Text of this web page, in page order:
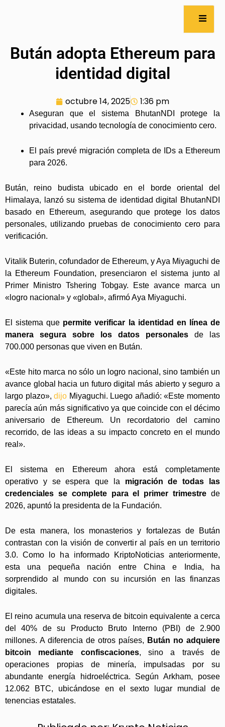
Bután adopta Ethereum para
identidad digital
octubre 14, 2025 1:36 pm
Aseguran que el sistema BhutanNDI protege la
privacidad, usando tecnología de conocimiento cero.
El país prevé migración completa de IDs a Ethereum
para 2026.
Bután, reino budista ubicado en el borde oriental del
Himalaya, lanzó su sistema de identidad digital BhutanNDI
basado en Ethereum, asegurando que protege los datos
personales, utilizando pruebas de conocimiento cero para
verificación.
Vitalik Buterin, cofundador de Ethereum, y Aya Miyaguchi de
la Ethereum Foundation, presenciaron el sistema junto al
Primer Ministro Tshering Tobgay. Este avance marca un
«logro nacional» y «global», afirmó Aya Miyaguchi.
El sistema que permite verificar la identidad en línea de
manera segura sobre los datos personales de las
700.000 personas que viven en Bután.
«Este hito marca no sólo un logro nacional, sino también un
avance global hacia un futuro digital más abierto y seguro a
largo plazo»,dijo Miyaguchi. Luego añadió: «Este momento
parecía aún más significativo ya que coincide con el décimo
aniversario de Ethereum. Un recordatorio del camino
recorrido, de las ideas a su impacto concreto en el mundo
real».
El sistema en Ethereum ahora está completamente
operativo y se espera que la migración de todas las
credenciales se complete para el primer trimestre de
2026, apuntó la presidenta de la Fundación.
De esta manera, los monasterios y fortalezas de Bután
contrastan con la visión de convertir al país en un territorio
3.0. Como lo ha informado KriptoNoticias anteriormente,
esta una pequeña nación entre China e India, ha
sorprendido al mundo con su incursión en las finanzas
digitales.
El reino acumula una reserva de bitcoin equivalente a cerca
del 40% de su Producto Bruto Interno (PBI) de 2.900
millones. A diferencia de otros países, Bután no adquiere
bitcoin mediante confiscaciones, sino a través de
operaciones propias de minería, impulsadas por su
abundante energía hidroeléctrica. Según Arkham, posee
12.062 BTC, ubicándose en el sexto lugar mundial de
tenencias estatales.